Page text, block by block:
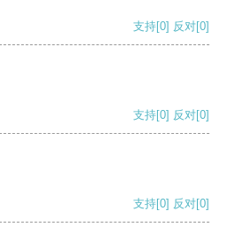
支持[0] 反对[0]
支持[0] 反对[0]
支持[0] 反对[0]